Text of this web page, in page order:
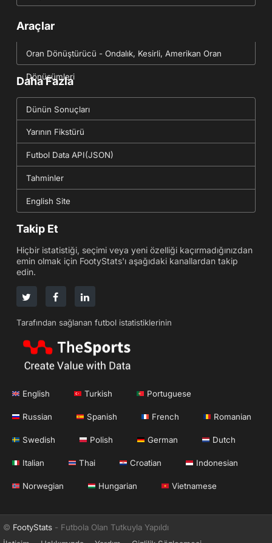
Araçlar
Oran Dönüştürücü - Ondalık, Kesirli, Amerikan Oran
Dönüşümleri
Daha Fazla
Dünün Sonuçları
Yarının Fikstürü
Futbol Data API(JSON)
Tahminler
English Site
Takip Et
Hiçbir istatistiği, seçimi veya yeni özelliği kaçırmadığınızdan
emin olmak için FootyStats'ı aşağıdaki kanallardan takip
edin.
Tarafından sağlanan futbol istatistiklerinin
English Turkish Portuguese
Russian Spanish French Romanian
Swedish Polish German Dutch
Italian Thai Croatian Indonesian
Norwegian Hungarian Vietnamese
© FootyStats - Futbola Olan Tutkuyla Yapıldı